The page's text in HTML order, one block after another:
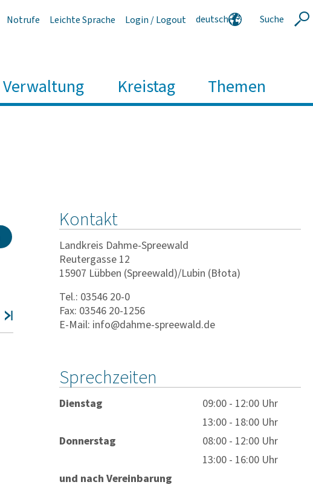
Notrufe Leichte Sprache Login / Logout
deutsch
Suche
Verwaltung Kreistag Themen
Kontakt
Landkreis Dahme-Spreewald
Reutergasse 12
15907 Lübben (Spreewald)/Lubin (Błota)
Tel.: 03546 20-0
Fax: 03546 20-1256
E-Mail: info@dahme-spreewald.de
Sprechzeiten
Dienstag
09:00 - 12:00 Uhr
13:00 - 18:00 Uhr
Donnerstag
08:00 - 12:00 Uhr
13:00 - 16:00 Uhr
und nach Vereinbarung